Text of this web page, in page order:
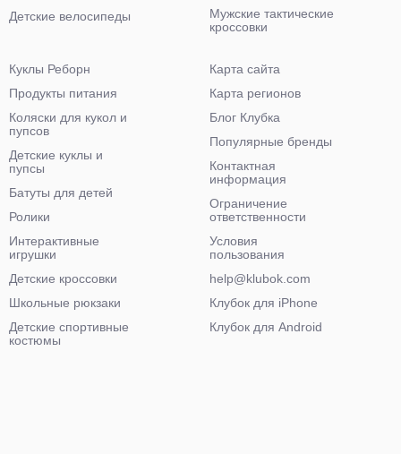
Детские велосипеды
Мужские тактические
кроссовки
Куклы Реборн
Продукты питания
Коляски для кукол и
пупсов
Детские куклы и
пупсы
Батуты для детей
Ролики
Интерактивные
игрушки
Детские кроссовки
Школьные рюкзаки
Детские спортивные
костюмы
Карта сайта
Карта регионов
Блог Клубка
Популярные бренды
Контактная
информация
Ограничение
ответственности
Условия
пользования
help@klubok.com
Клубок для iPhone
Клубок для Android